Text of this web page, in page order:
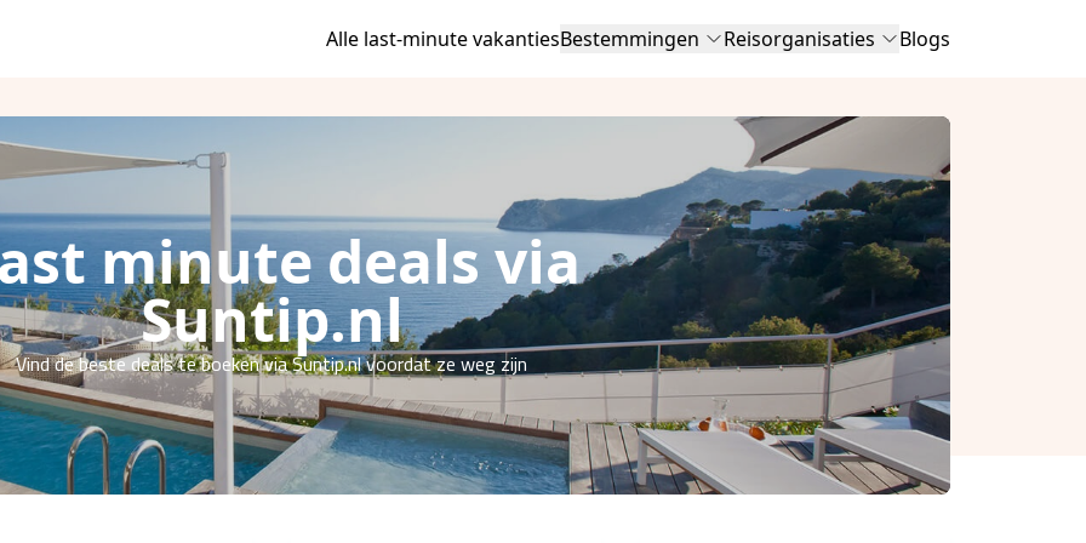
Alle last-minute vakantiesBestemmingen Reisorganisaties Blogs
minute deals via
Suntip.nl
Vind de beste deals te boeken via Suntip.nl voordat ze weg zijn